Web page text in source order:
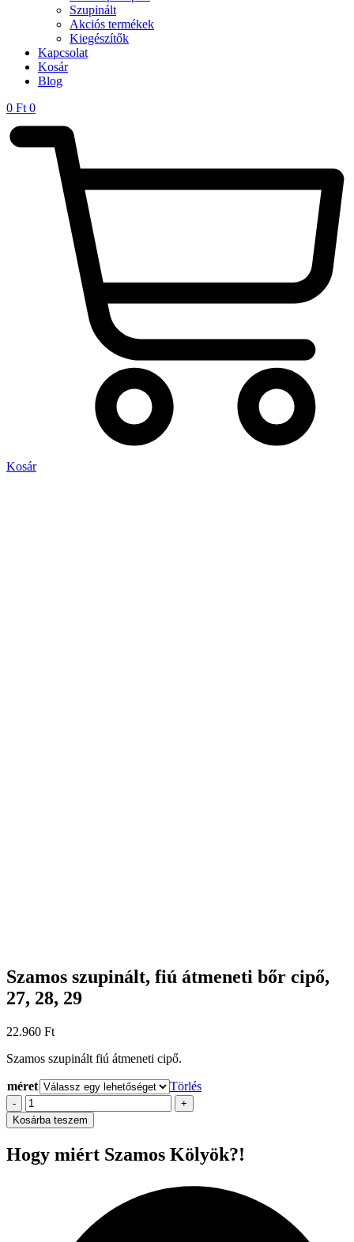
Szupinált
Akciós termékek
Kiegészítők
Kapcsolat
Kosár
Blog
0 Ft 0
Kosár
Szamos szupinált, fiú átmeneti bőr cipő,
27, 28, 29
22.960 Ft
Szamos szupinált fiú átmeneti cipő.
méret Törlés
-
Szamos
szupinált,
fiú
bőr
+
Kosárba teszem
Hogy miért Szamos Kölyök?!